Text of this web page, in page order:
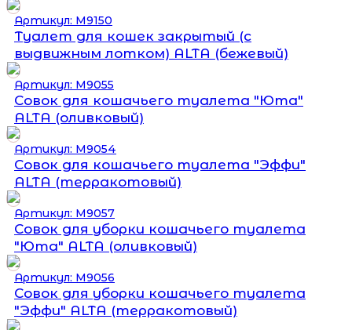
Артикул: М9150
Туалет для кошек закрытый (с
выдвижным лотком) ALTA (бежевый)
Артикул: М9055
Совок для кошачьего туалета "Юта"
ALTA (оливковый)
Артикул: М9054
Совок для кошачьего туалета "Эффи"
ALTA (терракотовый)
Артикул: М9057
Совок для уборки кошачьего туалета
"Юта" ALTA (оливковый)
Артикул: М9056
Совок для уборки кошачьего туалета
"Эффи" ALTA (терракотовый)